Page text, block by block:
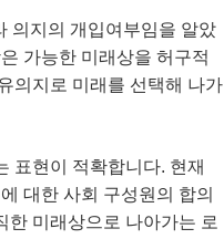
의지의 개입여부임을 알았
가능한 미래상을 허구적
의지로 미래를 선택해 나가
표현이 적확합니다. 현재
대한 사회 구성원의 합의
한 미래상으로 나아가는 로